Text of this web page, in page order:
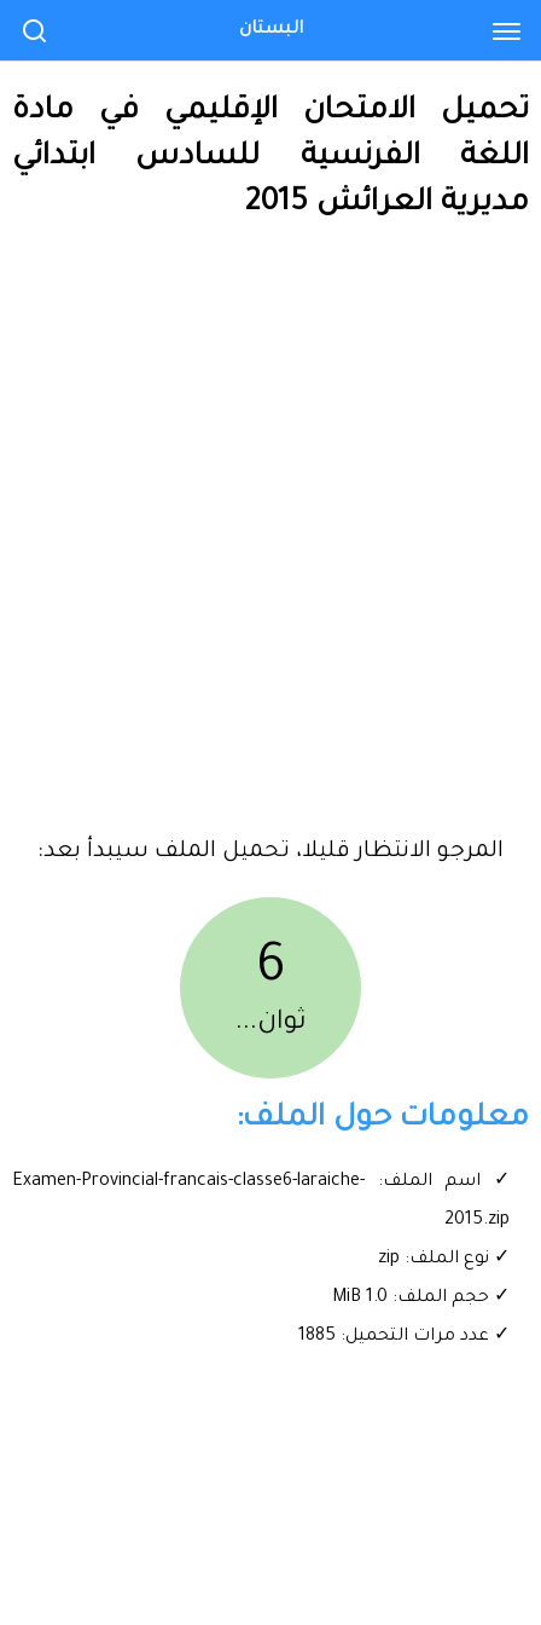
تحميل الامتحان الإقليمي في مادة
اللغة الفرنسية للسادس ابتدائي
مديرية العرائش 2015
المرجو الانتظار قليلا، تحميل الملف سيبدأ بعد:
6
ثوان...
معلومات حول الملف:
✓ اسم الملف: Examen-Provincial-francais-classe6-laraiche-
2015.zip
✓ نوع الملف: zip
✓ حجم الملف: 1.0 MiB
✓ عدد مرات التحميل: 1885
البستان